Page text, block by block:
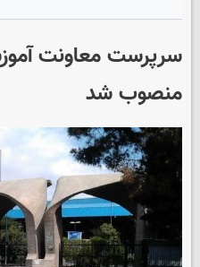
سرپرست معاونت
منصوب شد